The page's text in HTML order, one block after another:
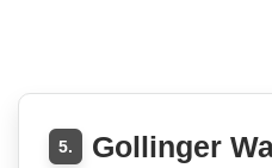
5. Gollinger